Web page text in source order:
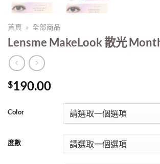
首頁 » 全部商品
Lensme MakeLook 散光
$190.00
Color
度數